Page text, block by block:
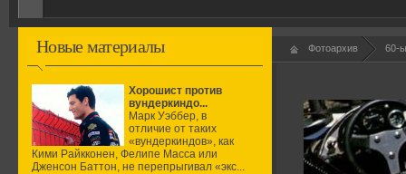
Новые материалы
Хорошист против
вундеркиндо...
Марк Уэббер, в
отличие от таких
«вундеркиндов», как
Кими Райкконен, Фелипе Масса или
Дженсон Баттон, не перепрыгивал «экс...
Фотоархив 60-